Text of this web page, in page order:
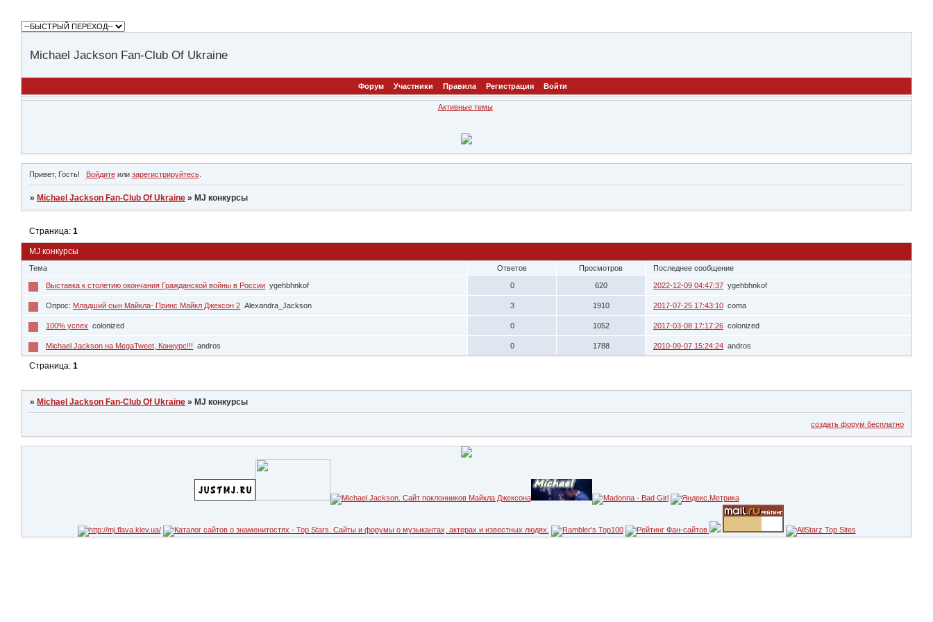
Michael Jackson Fan-Club Of Ukraine
Форум Участники Правила Регистрация Войти
Активные темы
Привет, Гость! Войдитеили зарегистрируйтесь.
» Michael Jackson Fan-Club Of Ukraine » MJ конкурсы
MJ конкурсы
Страница:1
Тема Ответов Просмотров Последнее сообщение
Выставка к столетию окончания Гражданской войны в России ygehbhnkof 0 620 2022-12-09 04:47:37 ygehbhnkof
Опрос: Младший сын Майкла- Принс Майкл Джексон 2 Alexandra_Jackson 3 1910 2017-07-25 17:43:10 coma
100% успех colonized 0 1052 2017-03-08 17:17:26 colonized
Michael Jackson на MegaTweet, Конкурс!!! andros 0 1788 2010-09-07 15:24:24 andros
Страница:1
» Michael Jackson Fan-Club Of Ukraine » MJ конкурсы
создать форум бесплатно